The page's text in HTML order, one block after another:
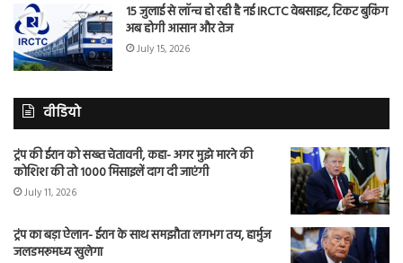
15 जुलाई से लॉन्च हो रही है नई IRCTC वेबसाइट, टिकट बुकिंग
अब होगी आसान और तेज
July 15, 2026
वीडियो
ट्रंप की ईरान को सख्त चेतावनी, कहा- अगर मुझे मारने की
कोशिश की तो 1000 मिसाइलें दाग दी जाएंगी
July 11, 2026
ट्रंप का बड़ा ऐलान- ईरान के साथ समझौता लगभग तय, हार्मुज
जलडमरूमध्य खुलेगा